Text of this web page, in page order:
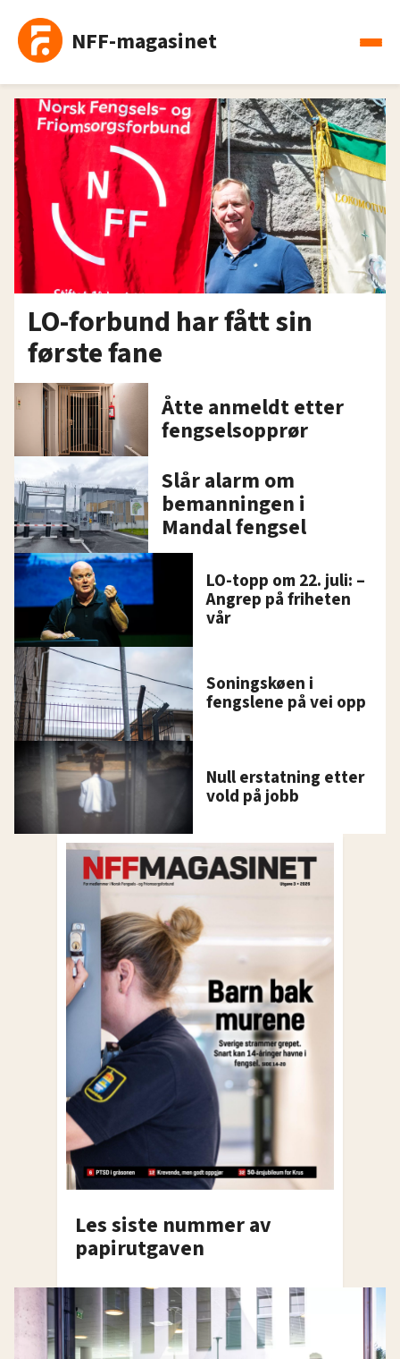
NFF-magasinet
LO-forbund har fått sin
første fane
Åtte anmeldt etter
fengselsopprør
Slår alarm om
bemanningen i
Mandal fengsel
LO-topp om 22. juli: –
Angrep på friheten
vår
Soningskøen i
fengslene på vei opp
Null erstatning etter
vold på jobb
Les siste nummer av
papirutgaven